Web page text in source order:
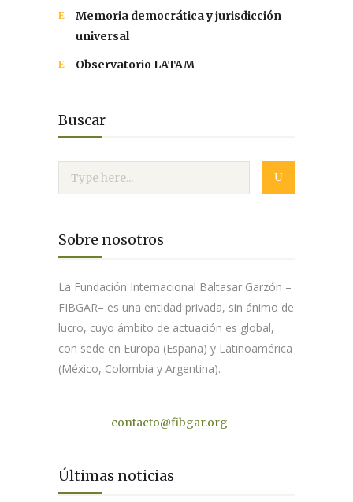
Memoria democrática y jurisdicción
universal
Observatorio LATAM
Buscar
Sobre nosotros
La Fundación Internacional Baltasar Garzón –
FIBGAR– es una entidad privada, sin ánimo de
lucro, cuyo ámbito de actuación es global,
con sede en Europa (España) y Latinoamérica
(México, Colombia y Argentina).
contacto@fibgar.org
Últimas noticias